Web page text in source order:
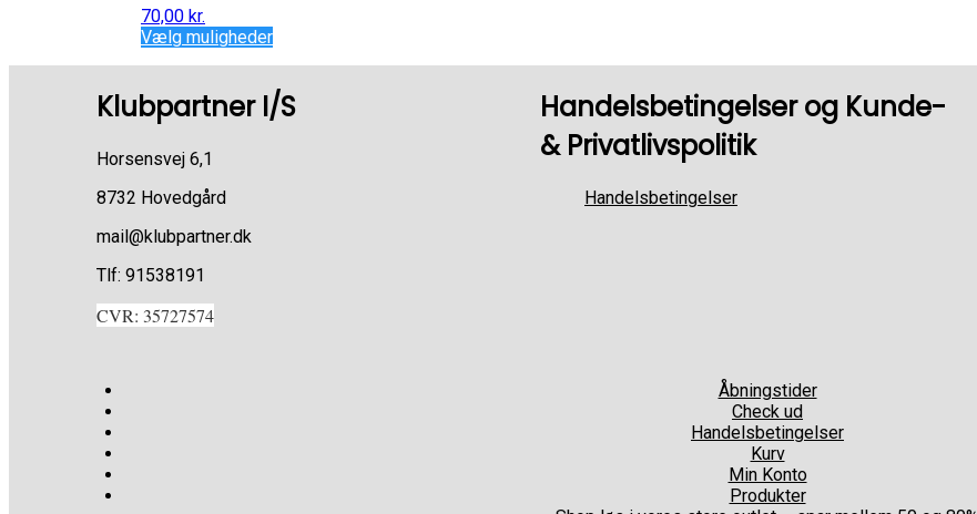
70,00 kr.
Vælg muligheder
Klubpartner I/S
Horsensvej 6,1
8732 Hovedgård
mail@klubpartner.dk
Tlf: 91538191
CVR: 35727574
Handelsbetingelser og Kunde-
& Privatlivspolitik
Handelsbetingelser
Åbningstider
Check ud
Handelsbetingelser
Kurv
Min Konto
Produkter